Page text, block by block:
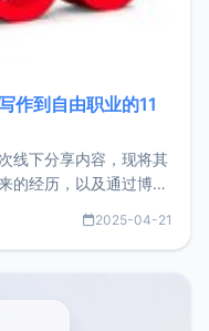
作到自由职业的11
线下分享内容，现将其
的经历，以及通过博客
品现状。自我介绍大
2025-04-21